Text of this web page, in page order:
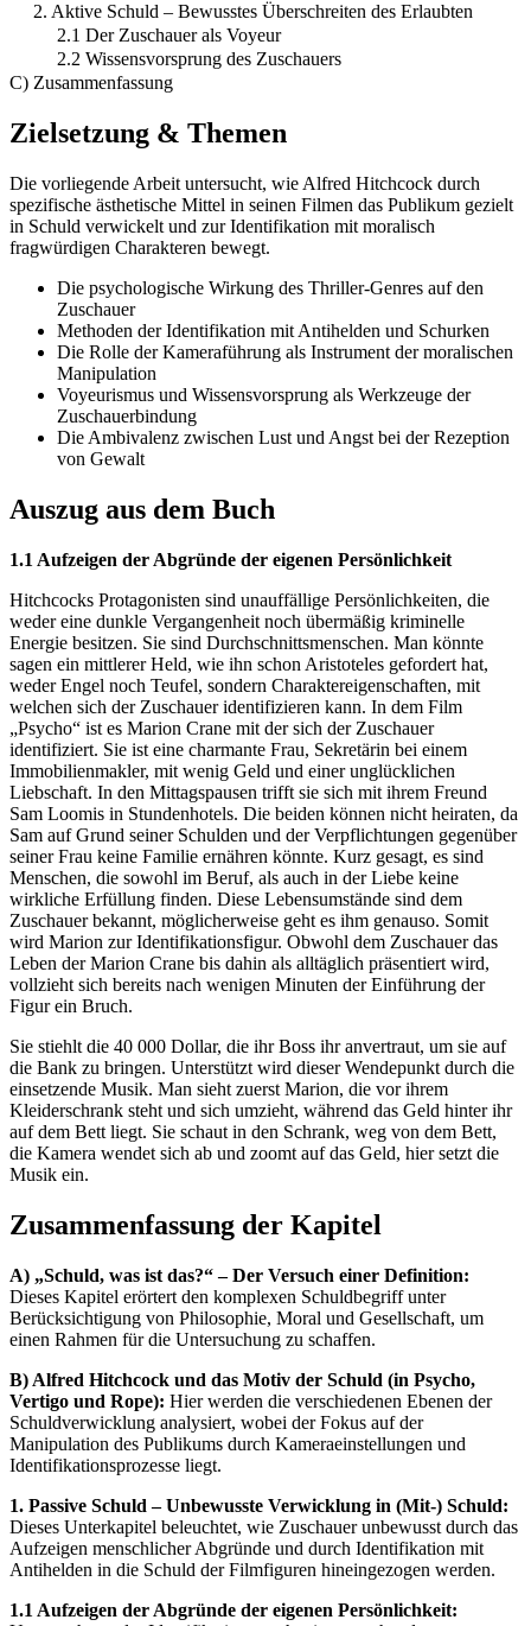
2. Aktive Schuld – Bewusstes Überschreiten des Erlaubten
2.1 Der Zuschauer als Voyeur
2.2 Wissensvorsprung des Zuschauers
C) Zusammenfassung
Zielsetzung & Themen
Die vorliegende Arbeit untersucht, wie Alfred Hitchcock durch
spezifische ästhetische Mittel in seinen Filmen das Publikum gezielt
in Schuld verwickelt und zur Identifikation mit moralisch
fragwürdigen Charakteren bewegt.
Die psychologische Wirkung des Thriller-Genres auf den
Zuschauer
Methoden der Identifikation mit Antihelden und Schurken
Die Rolle der Kameraführung als Instrument der moralischen
Manipulation
Voyeurismus und Wissensvorsprung als Werkzeuge der
Zuschauerbindung
Die Ambivalenz zwischen Lust und Angst bei der Rezeption
von Gewalt
Auszug aus dem Buch
1.1 Aufzeigen der Abgründe der eigenen Persönlichkeit
Hitchcocks Protagonisten sind unauffällige Persönlichkeiten, die
weder eine dunkle Vergangenheit noch übermäßig kriminelle
Energie besitzen. Sie sind Durchschnittsmenschen. Man könnte
sagen ein mittlerer Held, wie ihn schon Aristoteles gefordert hat,
weder Engel noch Teufel, sondern Charaktereigenschaften, mit
welchen sich der Zuschauer identifizieren kann. In dem Film
„Psycho“ ist es Marion Crane mit der sich der Zuschauer
identifiziert. Sie ist eine charmante Frau, Sekretärin bei einem
Immobilienmakler, mit wenig Geld und einer unglücklichen
Liebschaft. In den Mittagspausen trifft sie sich mit ihrem Freund
Sam Loomis in Stundenhotels. Die beiden können nicht heiraten, da
Sam auf Grund seiner Schulden und der Verpflichtungen gegenüber
seiner Frau keine Familie ernähren könnte. Kurz gesagt, es sind
Menschen, die sowohl im Beruf, als auch in der Liebe keine
wirkliche Erfüllung finden. Diese Lebensumstände sind dem
Zuschauer bekannt, möglicherweise geht es ihm genauso. Somit
wird Marion zur Identifikationsfigur. Obwohl dem Zuschauer das
Leben der Marion Crane bis dahin als alltäglich präsentiert wird,
vollzieht sich bereits nach wenigen Minuten der Einführung der
Figur ein Bruch.
Sie stiehlt die 40 000 Dollar, die ihr Boss ihr anvertraut, um sie auf
die Bank zu bringen. Unterstützt wird dieser Wendepunkt durch die
einsetzende Musik. Man sieht zuerst Marion, die vor ihrem
Kleiderschrank steht und sich umzieht, während das Geld hinter ihr
auf dem Bett liegt. Sie schaut in den Schrank, weg von dem Bett,
die Kamera wendet sich ab und zoomt auf das Geld, hier setzt die
Musik ein.
Zusammenfassung der Kapitel
A) „Schuld, was ist das?“ – Der Versuch einer Definition:
Dieses Kapitel erörtert den komplexen Schuldbegriff unter
Berücksichtigung von Philosophie, Moral und Gesellschaft, um
einen Rahmen für die Untersuchung zu schaffen.
B) Alfred Hitchcock und das Motiv der Schuld (in Psycho,
Vertigo und Rope): Hier werden die verschiedenen Ebenen der
Schuldverwicklung analysiert, wobei der Fokus auf der
Manipulation des Publikums durch Kameraeinstellungen und
Identifikationsprozesse liegt.
1. Passive Schuld – Unbewusste Verwicklung in (Mit-) Schuld:
Dieses Unterkapitel beleuchtet, wie Zuschauer unbewusst durch das
Aufzeigen menschlicher Abgründe und durch Identifikation mit
Antihelden in die Schuld der Filmfiguren hineingezogen werden.
1.1 Aufzeigen der Abgründe der eigenen Persönlichkeit: